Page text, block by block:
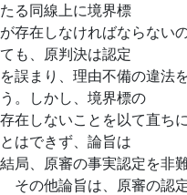
たる同線上に境界標
が存在しなければならない
ても、原判決は認定
を誤まり、理由不備の違法
う。しかし、境界標の
存在しないことを以て直ち
とはできず、論旨は
結局、原審の事実認定を非
その他論旨は、原審の認